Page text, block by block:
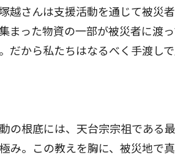
越さんは支援活動を通じて被災
まった物資の一部が被災者に渡
だから私たちはなるべく手渡しで
の根底には、天台宗宗祖である
み。この教えを胸に、被災地で